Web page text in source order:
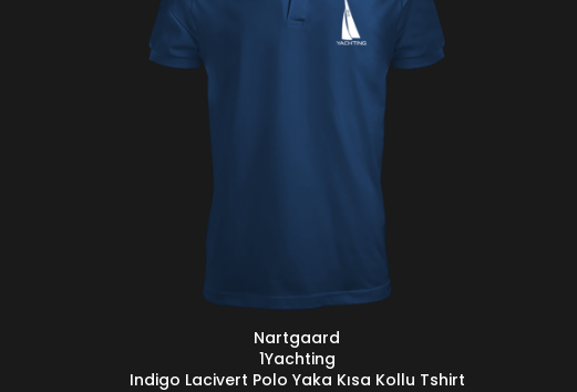
Nartgaard
1Yachting
Indigo Lacivert Polo Yaka Kısa Kollu Tshirt